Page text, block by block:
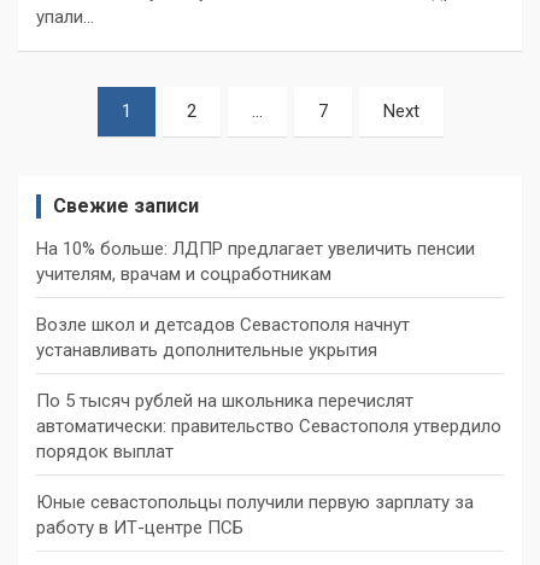
упали…
Пагинация
записей
1 2 7 Next
Свежие записи
На 10% больше: ЛДПР предлагает увеличить пенсии
учителям, врачам и соцработникам
Возле школ и детсадов Севастополя начнут
устанавливать дополнительные укрытия
По 5 тысяч рублей на школьника перечислят
автоматически: правительство Севастополя утвердило
порядок выплат
Юные севастопольцы получили первую зарплату за
работу в ИТ-центре ПСБ